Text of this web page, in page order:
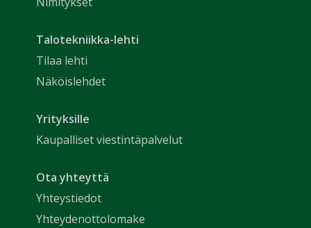
Talotekniikka-lehti
Tilaa lehti
Näköislehdet
Yrityksille
Kaupalliset viestintäpalvelut
Ota yhteyttä
Yhteystiedot
Yhteydenottolomake